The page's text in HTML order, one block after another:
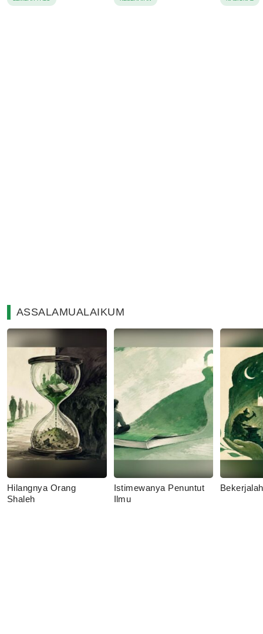
Proses Hukum
ASSALAMUALAIKUM
Hilangnya Orang
Shaleh
Istimewanya Penuntut
Ilmu
Bekerjalah